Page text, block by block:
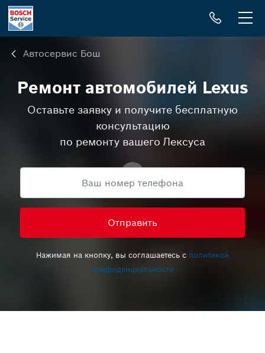
Автосервис Бош
Ремонт автомобилей Lexus
Оставьте заявку и получите бесплатную
консультацию
по ремонту вашего Лексуса
Нажимая на кнопку, вы соглашаетесь с политикой
конфиденциальности